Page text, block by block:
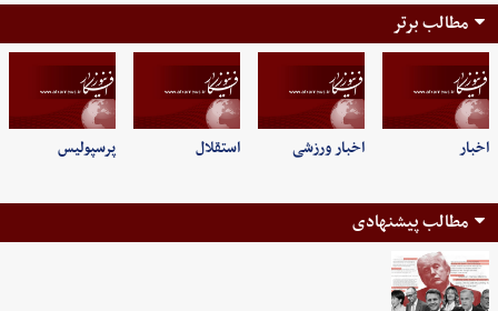
مطالب برتر
اخبار اخبار ورزشی استقلال پرسپولیس
مطالب پیشنهادی